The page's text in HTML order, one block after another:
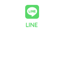
LINE